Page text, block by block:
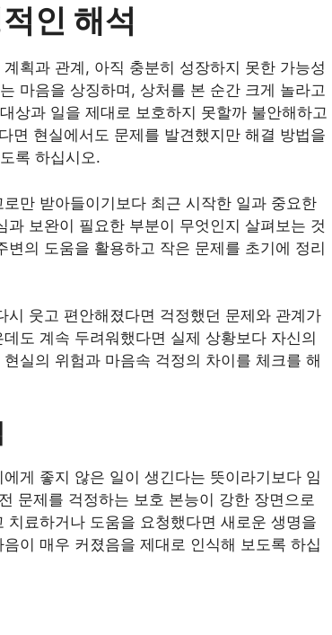
인 해석
획과 관계, 아직 충분히 성장하지 못한 가능성
마음을 상징하며, 상처를 본 순간 크게 놀라고
상과 일을 제대로 보호하지 못할까 불안해하고
면 현실에서도 문제를 발견했지만 해결 방법을
록 하십시오.
만 받아들이기보다 최근 시작한 일과 중요한
보완이 필요한 부분이 무엇인지 살펴보는 것
의 도움을 활용하고 작은 문제를 초기에 정리
웃고 편안해졌다면 걱정했던 문제와 관계가
도 계속 두려워했다면 실제 상황보다 자신의
실의 위험과 마음속 걱정의 차이를 체크를 해
게 좋지 않은 일이 생긴다는 뜻이라기보다 임
문제를 걱정하는 보호 본능이 강한 장면으로
료하거나 도움을 요청했다면 새로운 생명을
이 매우 커졌음을 제대로 인식해 보도록 하십